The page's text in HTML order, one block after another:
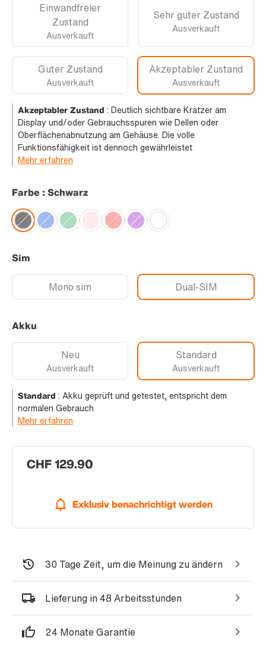
CHF 129.90
Exklusiv benachrichtigt werden
Einwandfreier
Zustand
Ausverkauft
Sehr guter Zustand
Ausverkauft
Guter Zustand
Ausverkauft
Akzeptabler Zustand
Ausverkauft
Akzeptabler Zustand : Deutlich sichtbare Kratzer am
Display und/oder Gebrauchsspuren wie Dellen oder
Oberflächenabnutzung am Gehäuse. Die volle
Funktionsfähigkeit ist dennoch gewährleistet
Mehr erfahren
Farbe : Schwarz
Sim
Mono sim Dual-SIM
Akku
Neu
Ausverkauft
Standard
Ausverkauft
Standard : Akku geprüft und getestet, entspricht dem
normalen Gebrauch
Mehr erfahren
30 Tage Zeit, um die Meinung zu ändern
Lieferung in 48 Arbeitsstunden
24 Monate Garantie